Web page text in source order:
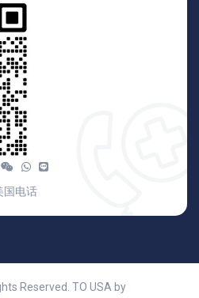
国电话
Reserved. TO USA by